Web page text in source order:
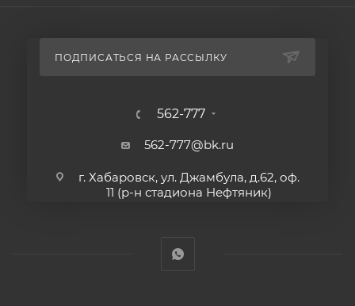
ПОДПИСАТЬСЯ НА РАССЫЛКУ
562-777
562-777@bk.ru
г. Хабаровск, ул. Джамбула, д.62, оф.
11 (р-н стадиона Нефтяник)